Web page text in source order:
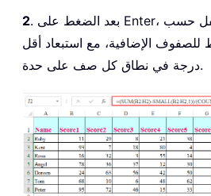
2. بعد الضغط على Enter، اسحب الصيغة لأسفل حسب
الإضافية، مع استبعاد أقل
درجة في نطاق كل صف على حدة.